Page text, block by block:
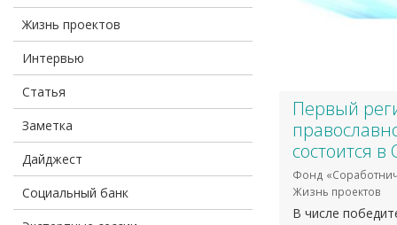
Жизнь проектов
Интервью
Статья
Заметка
Дайджест
Социальный банк
Первый
состоится в
Фонд
Жизнь проектов
В числе